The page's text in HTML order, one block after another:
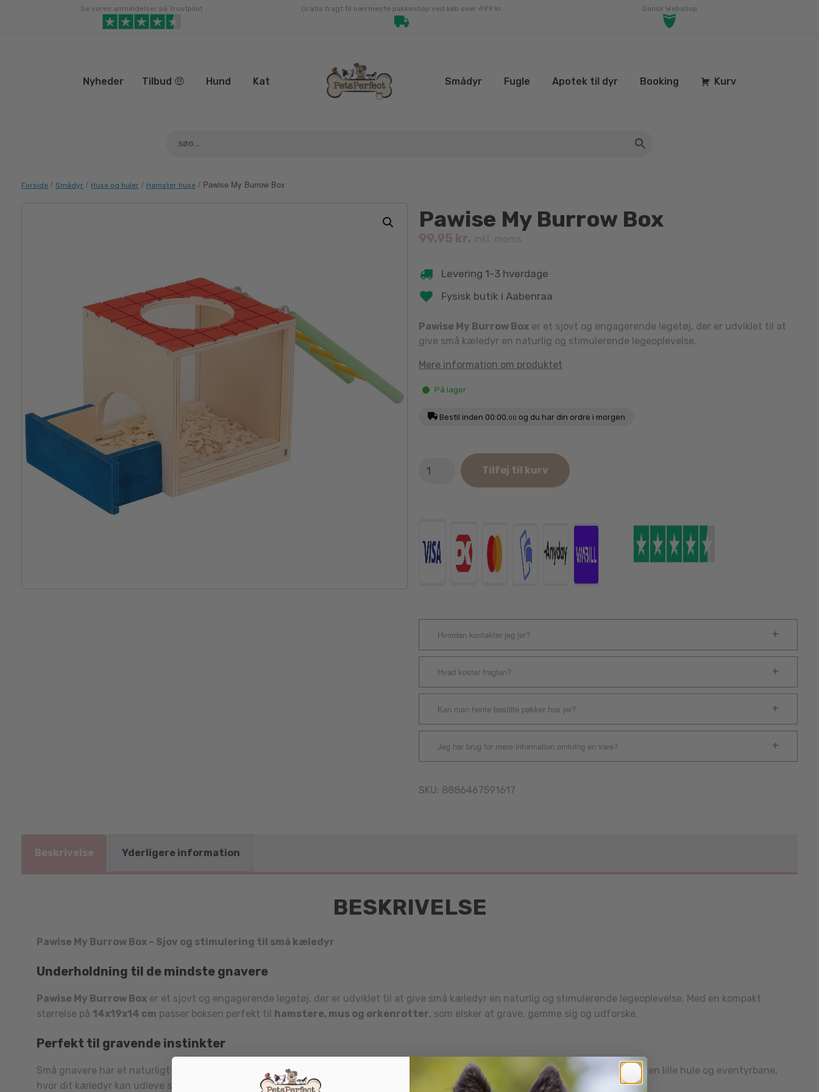
Se vores anmeldelser på Trustpilot Gratis fragt til nærmeste pakkeshop ved køb over 499 kr. Dansk Webshop
Nyheder Tilbud 🤑 Hund Kat Smådyr Fugle Apotek til dyr Booking Kurv
Forside / Smådyr / Huse og huler / Hamster huse / Pawise My Burrow Box
Pawise My Burrow Box
99.95 kr. inkl. moms
Levering 1-3 hverdage
Fysisk butik i Aabenraa
Pawise My Burrow Box er et sjovt og engagerende legetøj, der er udviklet til at
give små kæledyr en naturlig og stimulerende legeoplevelse.
Mere information om produktet
På lager
Bestil inden 00:00. 00 og du har din ordre i morgen
Tilføj til kurv
Hvordan kontakter jeg jer?
Hvad koster fragten?
Kan man hente bestilte pakker hos jer?
Jeg har brug for mere information omkring en vare?
SKU: 8886467591617
Beskrivelse Yderligere information
BESKRIVELSE
Pawise My Burrow Box – Sjov og stimulering til små kæledyr
Underholdning til de mindste gnavere
Pawise My Burrow Box er et sjovt og engagerende legetøj, der er udviklet til at give små kæledyr en naturlig og stimulerende legeoplevelse. Med en kompakt
størrelse på 14x19x14 cm passer boksen perfekt til hamstere, mus og ørkenrotter, som elsker at grave, gemme sig og udforske.
Perfekt til gravende instinkter
Små gnavere har et naturligt behov for at grave og gemme sig
, og denne hule giver dem netop denne mulighed. Den fungerer som en lille hule og eventyrbane,
hvor dit kæledyr kan udleve sine instinkter og samtidig holde sig aktiv og nysgerrig.